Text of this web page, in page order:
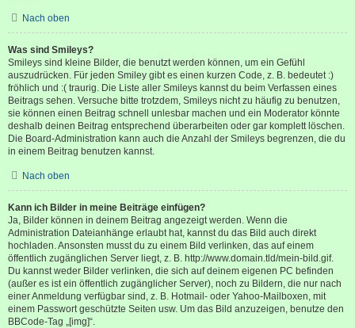
Nach oben
Was sind Smileys?
Smileys sind kleine Bilder, die benutzt werden können, um ein Gefühl
auszudrücken. Für jeden Smiley gibt es einen kurzen Code, z. B. bedeutet :)
fröhlich und :( traurig. Die Liste aller Smileys kannst du beim Verfassen eines
Beitrags sehen. Versuche bitte trotzdem, Smileys nicht zu häufig zu benutzen,
sie können einen Beitrag schnell unlesbar machen und ein Moderator könnte
deshalb deinen Beitrag entsprechend überarbeiten oder gar komplett löschen.
Die Board-Administration kann auch die Anzahl der Smileys begrenzen, die du
in einem Beitrag benutzen kannst.
Nach oben
Kann ich Bilder in meine Beiträge einfügen?
Ja, Bilder können in deinem Beitrag angezeigt werden. Wenn die
Administration Dateianhänge erlaubt hat, kannst du das Bild auch direkt
hochladen. Ansonsten musst du zu einem Bild verlinken, das auf einem
öffentlich zugänglichen Server liegt, z. B. http://www.domain.tld/mein-bild.gif.
Du kannst weder Bilder verlinken, die sich auf deinem eigenen PC befinden
(außer es ist ein öffentlich zugänglicher Server), noch zu Bildern, die nur nach
einer Anmeldung verfügbar sind, z. B. Hotmail- oder Yahoo-Mailboxen, mit
einem Passwort geschützte Seiten usw. Um das Bild anzuzeigen, benutze den
BBCode-Tag „[img]“.